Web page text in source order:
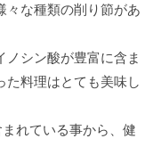
々な種類の削り節があ
シン酸が豊富に含ま
た料理はとても美味し
れている事から、健